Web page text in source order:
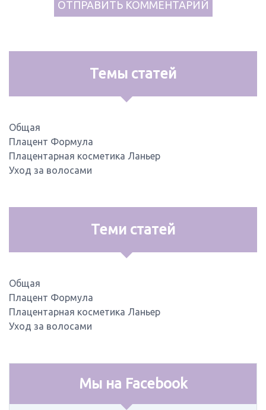
Темы статей
Общая
Плацент Формула
Плацентарная косметика Ланьер
Уход за волосами
Теми статей
Общая
Плацент Формула
Плацентарная косметика Ланьер
Уход за волосами
Мы на Facebook